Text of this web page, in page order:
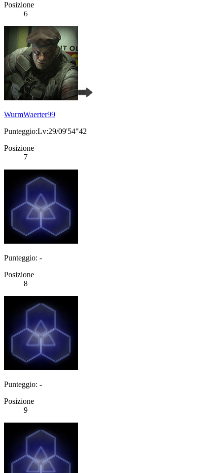
Posizione
6
WurmWaerter99
Punteggio:Lv:29/09'54"42
Posizione
7
Punteggio: -
Posizione
8
Punteggio: -
Posizione
9